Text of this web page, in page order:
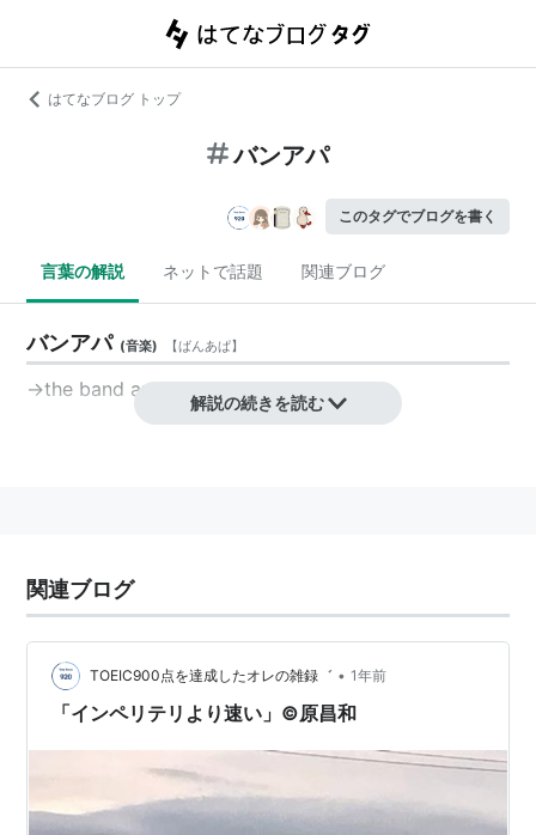
はてなブログ トップ
バンアパ
このタグでブログを書く
言葉の解説 ネットで話題 関連ブログ
バンアパ (音楽) 【ばんあぱ】
→the band apart
解説の続きを読む
関連ブログ
TOEIC900点を達成したオレの雑録゛ • 1年前
「インペリテリより速い」©原昌和